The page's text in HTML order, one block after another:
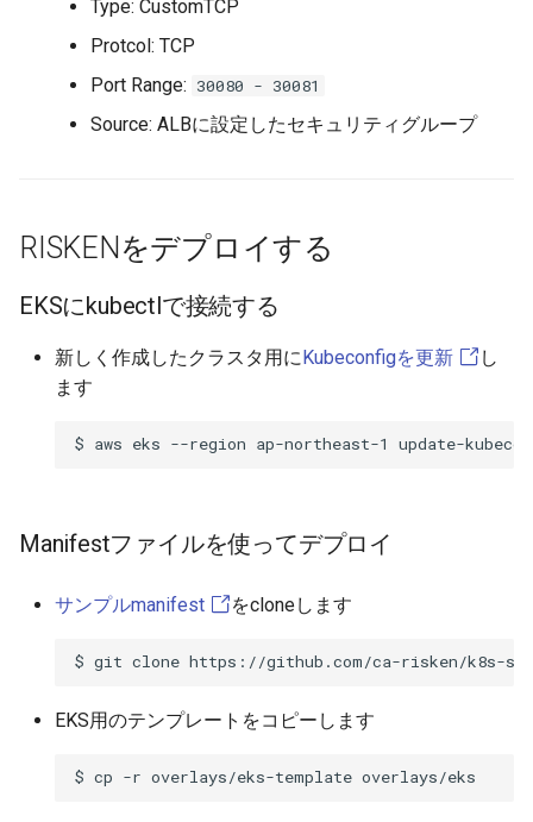
Type: CustomTCP
Protcol: TCP
Port Range: 30080 - 30081
Source: ALBに設定したセキュリティグループ
RISKENをデプロイする
EKSにkubectlで接続する
新しく作成したクラスタ用にKubeconfigを更新
し
ます
$ aws eks --region ap-northeast-1 update-
Manifestファイルを使ってデプロイ
サンプルmanifest をcloneします
EKS用のテンプレートをコピーします